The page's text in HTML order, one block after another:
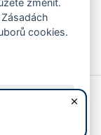
používání cookies
změnit.
cookies.